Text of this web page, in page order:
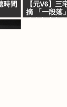
時間
【元V6】三
摘 「一段落